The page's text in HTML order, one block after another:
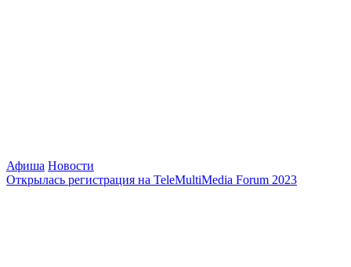
Афиша Новости
Открылась регистрация на TeleMultiMedia Forum 2023